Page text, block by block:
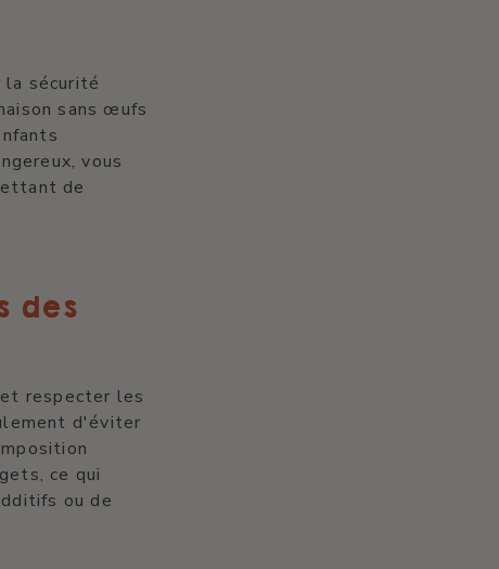
la sécurité
sans œufs
vous
de
des
et respecter les
d'éviter
ce qui
ou de